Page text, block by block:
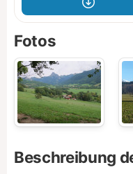
Fotos
Beschreibung